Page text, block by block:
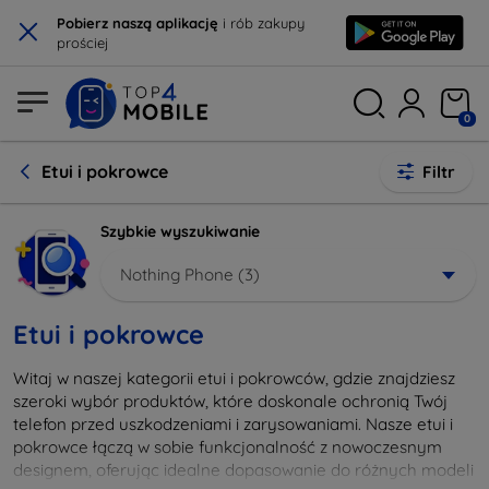
× Pobierz naszą aplikację i rób zakupy
prościej
0
Etui i pokrowce Filtr
Szybkie wyszukiwanie
Nothing Phone (3)
Etui i pokrowce
Witaj w naszej kategorii etui i pokrowców, gdzie znajdziesz
szeroki wybór produktów, które doskonale ochronią Twój
telefon przed uszkodzeniami i zarysowaniami. Nasze etui i
pokrowce łączą w sobie funkcjonalność z nowoczesnym
designem, oferując idealne dopasowanie do różnych modeli